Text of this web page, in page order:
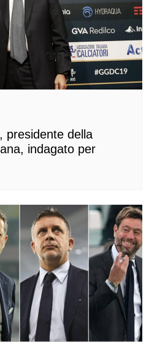
presidente della
indagato per